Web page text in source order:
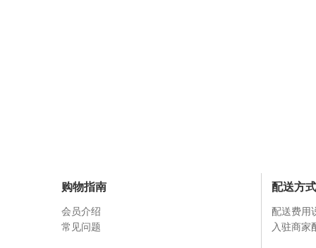
购物指南
会员介绍
常见问题
配送方
配送费用
入驻商家